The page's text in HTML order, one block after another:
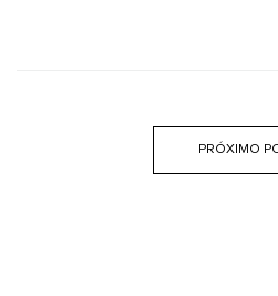
PRÓXIMO